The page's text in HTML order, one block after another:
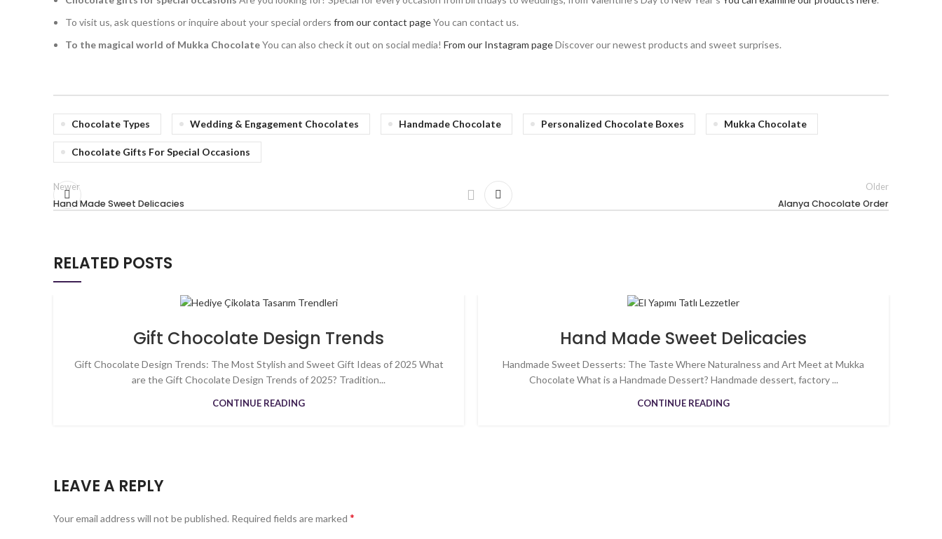
To visit us, ask questions or inquire about your special orders from our contact pageYou can contact us.
To the magical world of Mukka ChocolateYou can also check it out on social media! From our Instagram pageDiscover our newest products and sweet surprises.
Chocolate Types Wedding & Engagement Chocolates Handmade Chocolate Personalized Chocolate Boxes Mukka Chocolate
Chocolate Gifts For Special Occasions
Newer
Hand Made Sweet Delicacies
Older
Alanya Chocolate Order
RELATED POSTS
Gift Chocolate Design Trends
Gift Chocolate Design Trends: The Most Stylish and Sweet Gift Ideas of 2025 What
are the Gift Chocolate Design Trends of 2025? Tradition...
CONTINUE READING
Hand Made Sweet Delicacies
Handmade Sweet Desserts: The Taste Where Naturalness and Art Meet at Mukka
Chocolate What is a Handmade Dessert? Handmade dessert, factory ...
CONTINUE READING
LEAVE A REPLY
Your email address will not be published. Required fields are marked *